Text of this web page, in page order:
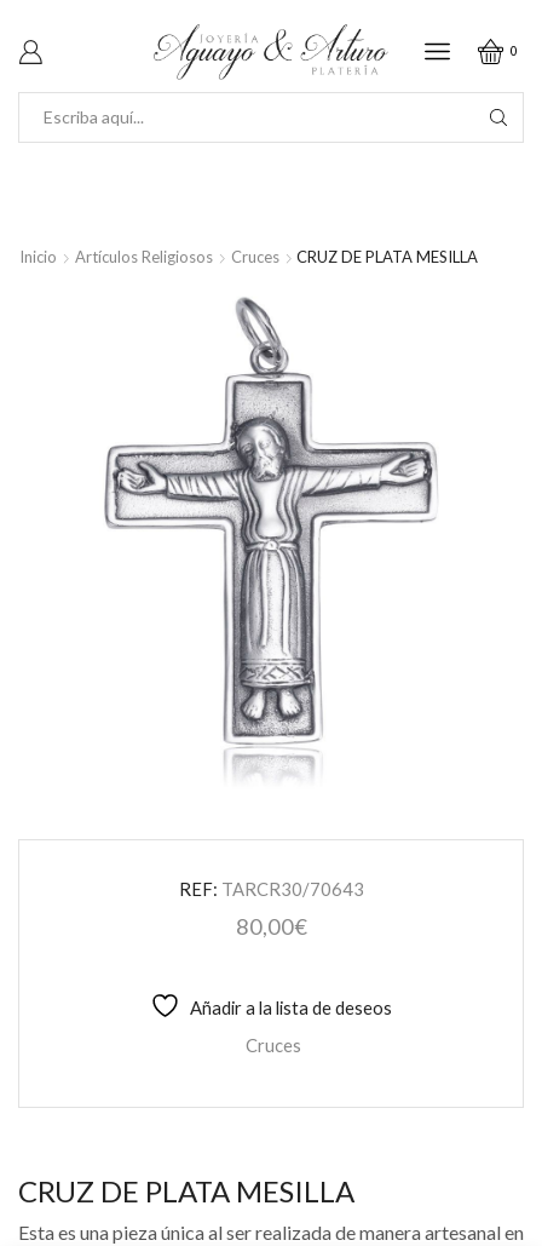
0
Inicio Artículos Religiosos Cruces CRUZ DE PLATA MESILLA
REF: TARCR30/70643
80,00€
Añadir a la lista de deseos
Cruces
CRUZ DE PLATA MESILLA
Esta es una pieza única al ser realizada de manera artesanal en